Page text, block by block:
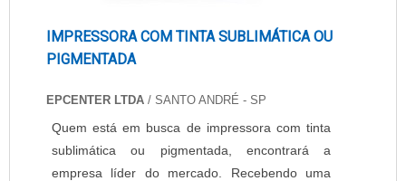
IMPRESSORA COM TINTA SUBLIMÁTICA OU
PIGMENTADA
EPCENTER LTDA / SANTO ANDRÉ - SP
Quem está em busca de impressora com tinta
sublimática ou pigmentada, encontrará a
empresa líder do mercado. Recebendo uma